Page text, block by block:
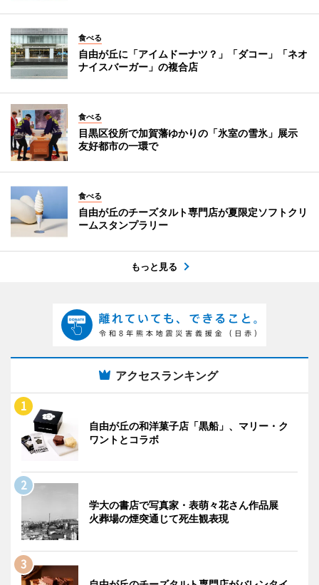
食べる
自由が丘に「アイムドーナツ？」「ダコー」「ネオ
ナイスバーガー」の複合店
食べる
目黒区役所で加賀藩ゆかりの「氷室の雪氷」展示
友好都市の一環で
食べる
自由が丘のチーズタルト専門店が夏限定ソフトクリ
ームスタンプラリー
もっと見る
アクセスランキング
自由が丘の和洋菓子店「黒船」、マリー・ク
ワントとコラボ
学大の書店で写真家・表萌々花さん作品展
火葬場の煙突通じて死生観表現